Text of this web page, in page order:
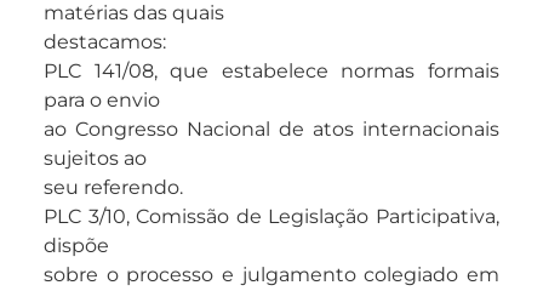
matérias das quais
destacamos:
PLC 141/08, que estabelece normas formais
para o envio
ao Congresso Nacional de atos internacionais
sujeitos ao
seu referendo.
PLC 3/10, Comissão de Legislação Participativa,
dispõe
sobre o processo e julgamento colegiado em